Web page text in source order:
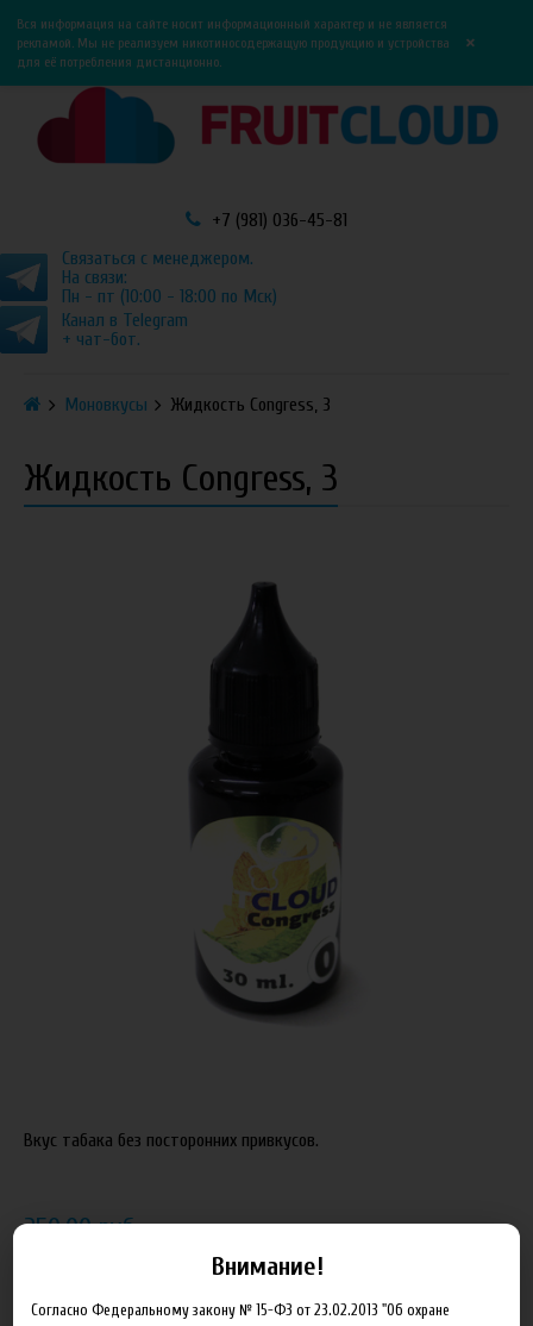
0
Вся информация на сайте носит информационный характер и не является
рекламой. Мы не реализуем никотиносодержащую продукцию и устройства
для её потребления дистанционно.
×
+7 (981) 036-45-81
Связаться с менеджером.
На связи:
Пн - пт (10:00 - 18:00 по Мск)
Канал в Telegram
+ чат-бот.
Моновкусы Жидкость Congress, 3
Жидкость Congress, 3
Вкус табака без посторонних привкусов.
250.00 руб
Внимание!
Согласно Федеральному закону № 15-ФЗ от 23.02.2013 "Об охране